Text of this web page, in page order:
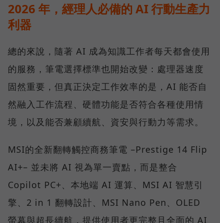
2026 年，經理人必備的 AI 行動生產力
利器
總的來說，隨著 AI 成為知識工作者每天都會使用
的服務，筆電選擇標準也開始改變：處理器速度
固然重要，但真正決定工作效率的是，AI 能否自
然融入工作流程、硬體功能是否符合各種使用情
境，以及能否兼顧續航、資安與行動力等需求。
MSI的全新翻轉觸控商務筆電 –Prestige 14 Flip
AI+– 並未將 AI 視為單一賣點，而是整合
Copilot PC+、本地端 AI 運算、MSI AI 智慧引
擎、2 in 1 翻轉設計、MSI Nano Pen、OLED
螢幕與超長續航，提供使用者更完整且全面的 AI